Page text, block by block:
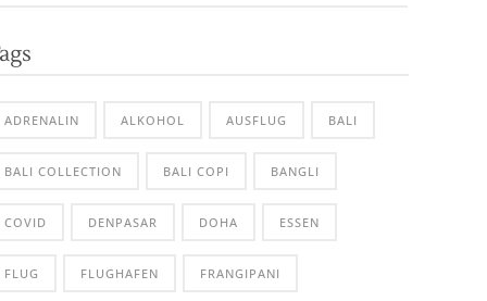
ADRENALIN ALKOHOL AUSFLUG BALI
BALI COLLECTION BALI COPI BANGLI
COVID DENPASAR DOHA ESSEN
FLUG FLUGHAFEN FRANGIPANI